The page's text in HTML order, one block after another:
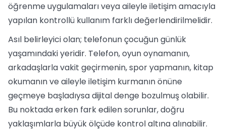
öğrenme uygulamaları veya aileyle iletişim amacıyla
yapılan kontrollü kullanım farklı değerlendirilmelidir.
Asıl belirleyici olan; telefonun çocuğun günlük
yaşamındaki yeridir. Telefon, oyun oynamanın,
arkadaşlarla vakit geçirmenin, spor yapmanın, kitap
okumanın ve aileyle iletişim kurmanın önüne
geçmeye başladıysa dijital denge bozulmuş olabilir.
Bu noktada erken fark edilen sorunlar, doğru
yaklaşımlarla büyük ölçüde kontrol altına alınabilir.